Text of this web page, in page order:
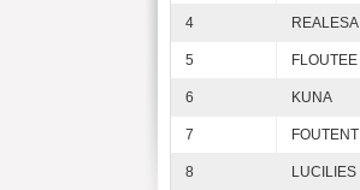
4 REALESA
5 FLOUTEE
6 KUNA
7 FOUTENT
8 LUCILIES